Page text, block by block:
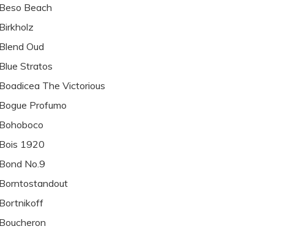
Beso Beach
Birkholz
Blend Oud
Blue Stratos
Boadicea The Victorious
Bogue Profumo
Bohoboco
Bois 1920
Bond No.9
Borntostandout
Bortnikoff
Boucheron